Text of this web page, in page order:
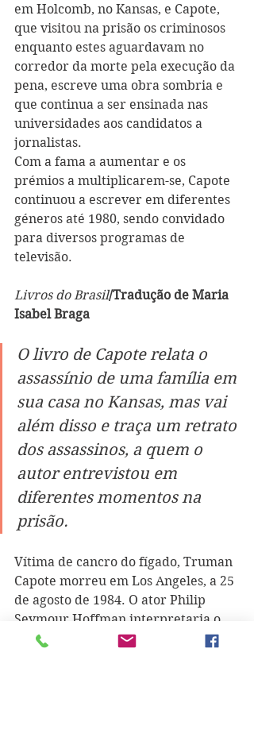
em Holcomb, no Kansas, e Capote,
que visitou na prisão os criminosos
enquanto estes aguardavam no
corredor da morte pela execução da
pena, escreve uma obra sombria e
que continua a ser ensinada nas
universidades aos candidatos a
jornalistas.
Com a fama a aumentar e os
prémios a multiplicarem-se, Capote
continuou a escrever em diferentes
géneros até 1980, sendo convidado
para diversos programas de
televisão.
Livros do Brasil/Tradução de Maria
Isabel Braga
O livro de Capote relata o
assassínio de uma família em
sua casa no Kansas, mas vai
além disso e traça um retrato
dos assassinos, a quem o
autor entrevistou em
diferentes momentos na
prisão.
Vítima de cancro do fígado, Truman
Capote morreu em Los Angeles, a 25
de agosto de 1984. O ator Philip
Seymour Hoffman interpretaria o
papel do escritor no filme "Capote",